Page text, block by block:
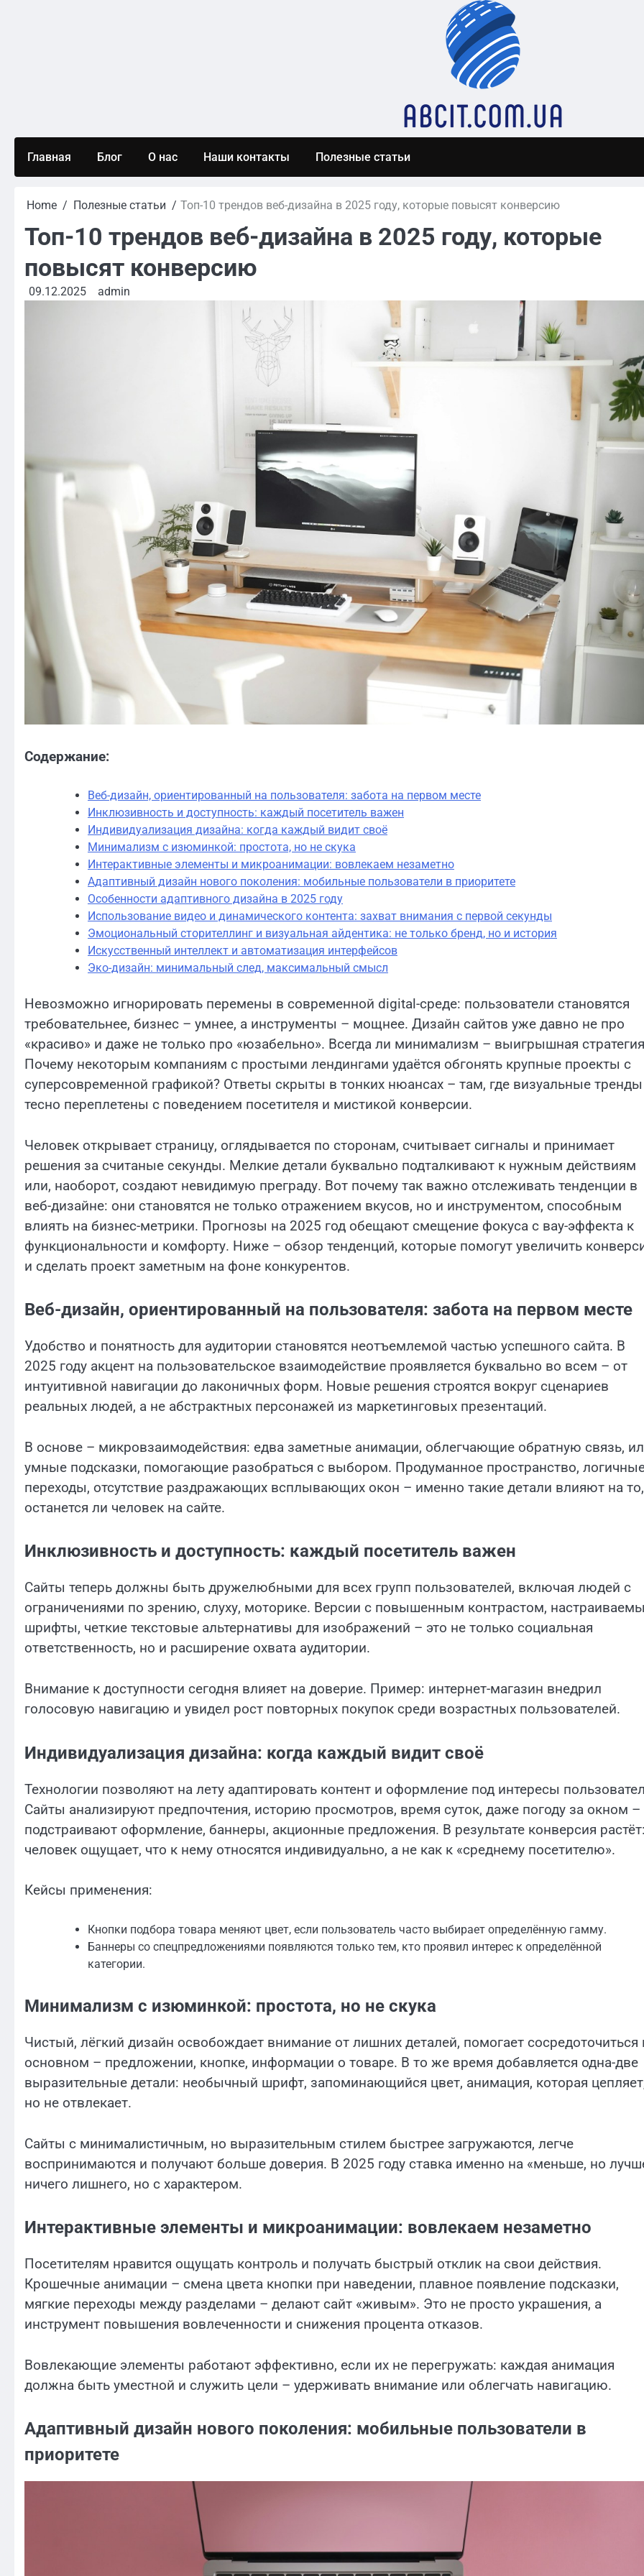
Главная Блог О нас Наши контакты Полезные статьи
Home Полезные статьи Топ-10 трендов веб-дизайна в 2025 году, которые повысят конверсию
Топ-10 трендов веб-дизайна в 2025 году, которые
повысят конверсию
09.12.2025 admin
Содержание:
Веб-дизайн, ориентированный на пользователя: забота на первом месте
Инклюзивность и доступность: каждый посетитель важен
Индивидуализация дизайна: когда каждый видит своё
Минимализм с изюминкой: простота, но не скука
Интерактивные элементы и микроанимации: вовлекаем незаметно
Адаптивный дизайн нового поколения: мобильные пользователи в приоритете
Особенности адаптивного дизайна в 2025 году
Использование видео и динамического контента: захват внимания с первой секунды
Эмоциональный сторителлинг и визуальная айдентика: не только бренд, но и история
Искусственный интеллект и автоматизация интерфейсов
Эко-дизайн: минимальный след, максимальный смысл
Невозможно игнорировать перемены в современной digital-среде: пользователи становятся
требовательнее, бизнес – умнее, а инструменты – мощнее. Дизайн сайтов уже давно не про
«красиво» и даже не только про «юзабельно». Всегда ли минимализм – выигрышная
Почему некоторым компаниям с простыми лендингами удаётся обгонять крупные проекты с
суперсовременной графикой? Ответы скрыты в тонких нюансах – там, где визуальные тренды
тесно переплетены с поведением посетителя и мистикой конверсии.
Человек открывает страницу, оглядывается по сторонам, считывает сигналы и принимает
решения за считаные секунды. Мелкие детали буквально подталкивают к нужным действиям
или, наоборот, создают невидимую преграду. Вот почему так важно отслеживать тенденции в
веб-дизайне: они становятся не только отражением вкусов, но и инструментом, способным
влиять на бизнес-метрики. Прогнозы на 2025 год обещают смещение фокуса с вау-эффекта к
функциональности и комфорту. Ниже – обзор тенденций, которые помогут увеличить
и сделать проект заметным на фоне конкурентов.
Веб-дизайн, ориентированный на пользователя: забота на первом месте
Удобство и понятность для аудитории становятся неотъемлемой частью успешного сайта. В
2025 году акцент на пользовательское взаимодействие проявляется буквально во всем – от
интуитивной навигации до лаконичных форм. Новые решения строятся вокруг сценариев
реальных людей, а не абстрактных персонажей из маркетинговых презентаций.
В основе – микровзаимодействия: едва заметные анимации, облегчающие обратную связь,
умные подсказки, помогающие разобраться с выбором. Продуманное пространство,
переходы, отсутствие раздражающих всплывающих окон – именно такие детали влияют на то,
останется ли человек на сайте.
Инклюзивность и доступность: каждый посетитель важен
Сайты теперь должны быть дружелюбными для всех групп пользователей, включая людей с
ограничениями по зрению, слуху, моторике. Версии с повышенным контрастом,
шрифты, четкие текстовые альтернативы для изображений – это не только социальная
ответственность, но и расширение охвата аудитории.
Внимание к доступности сегодня влияет на доверие. Пример: интернет-магазин внедрил
голосовую навигацию и увидел рост повторных покупок среди возрастных пользователей.
Индивидуализация дизайна: когда каждый видит своё
Технологии позволяют на лету адаптировать контент и оформление под интересы
Сайты анализируют предпочтения, историю просмотров, время суток, даже погоду за окном –
подстраивают оформление, баннеры, акционные предложения. В результате конверсия растёт:
человек ощущает, что к нему относятся индивидуально, а не как к «среднему посетителю».
Кейсы применения:
Кнопки подбора товара меняют цвет, если пользователь часто выбирает определённую гамму.
Баннеры со спецпредложениями появляются только тем, кто проявил интерес к определённой
категории.
Минимализм с изюминкой: простота, но не скука
Чистый, лёгкий дизайн освобождает внимание от лишних деталей, помогает сосредоточиться
основном – предложении, кнопке, информации о товаре. В то же время добавляется одна-две
выразительные детали: необычный шрифт, запоминающийся цвет, анимация, которая
но не отвлекает.
Сайты с минималистичным, но выразительным стилем быстрее загружаются, легче
воспринимаются и получают больше доверия. В 2025 году ставка именно на «меньше, но
ничего лишнего, но с характером.
Интерактивные элементы и микроанимации: вовлекаем незаметно
Посетителям нравится ощущать контроль и получать быстрый отклик на свои действия.
Крошечные анимации – смена цвета кнопки при наведении, плавное появление подсказки,
мягкие переходы между разделами – делают сайт «живым». Это не просто украшения, а
инструмент повышения вовлеченности и снижения процента отказов.
Вовлекающие элементы работают эффективно, если их не перегружать: каждая анимация
должна быть уместной и служить цели – удерживать внимание или облегчать навигацию.
Адаптивный дизайн нового поколения: мобильные пользователи в
приоритете